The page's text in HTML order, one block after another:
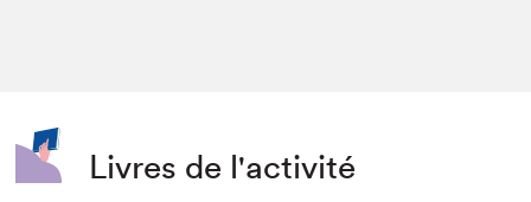
Livres de l'activité